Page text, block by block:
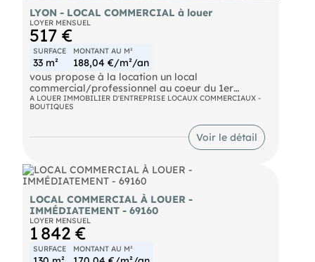
LYON - LOCAL COMMERCIAL à louer
LOYER MENSUEL
517 €
SURFACE
33 m²
MONTANT AU M²
188,04 €/m²/an
vous propose à la location un local
commercial/professionnel au coeur du 1er
arrondissement de Lyon.
Ce local bénéficie de l'ambiance authentique du
quartier des Pentes de la Croix-Rousse.
bureau, un atelier de créateur, un petit centre bien-
être ou une salle de sport intimiste.
Contactez nous pour organiser une visite et
découvrir tout son potentiel !
A LOUER IMMOBILIER D'ENTREPRISE LOCAUX COMMERCIAUX -
BOUTIQUES
Voir le détail
LOCAL COMMERCIAL À LOUER -
IMMÉDIATEMENT - 69160
LOYER MENSUEL
1 842 €
SURFACE MONTANT AU M²